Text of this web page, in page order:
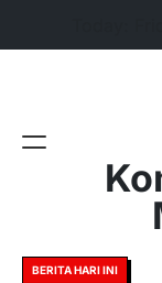
Posted
BERITA HARI INI